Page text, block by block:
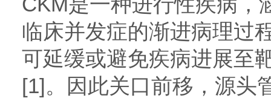
临床并发症的渐进病理过
可延缓或避免疾病进展至
[1]。因此关口前移，源头